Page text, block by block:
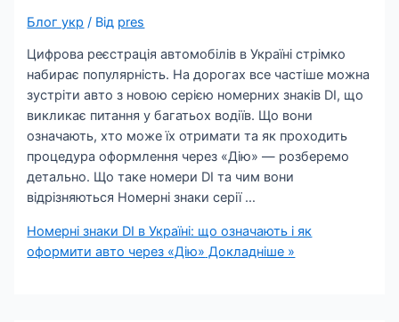
Блог укр / Від pres
Цифрова реєстрація автомобілів в Україні стрімко
набирає популярність. На дорогах все частіше можна
зустріти авто з новою серією номерних знаків DI, що
викликає питання у багатьох водіїв. Що вони
означають, хто може їх отримати та як проходить
процедура оформлення через «Дію» — розберемо
детально. Що таке номери DI та чим вони
відрізняються Номерні знаки серії …
Номерні знаки DI в Україні: що означають і як
оформити авто через «Дію» Докладніше »